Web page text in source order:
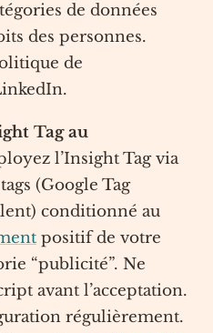
de données
des personnes.
de
Tag au
l’Insight Tag via
(Google Tag
conditionné au
positif de votre
“publicité”. Ne
avant l’acceptation.
régulièrement.